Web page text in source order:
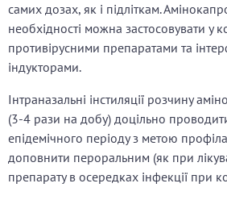
самих дозах, як і підліткам.
необхідності можна застосовувати у
противірусними препаратами та
індукторами.
Інтраназальні інстиляції розчину
(3-4 рази на добу) доцільно
епідемічного періоду з метою
доповнити пероральним (як при
препарату в осередках інфекції при